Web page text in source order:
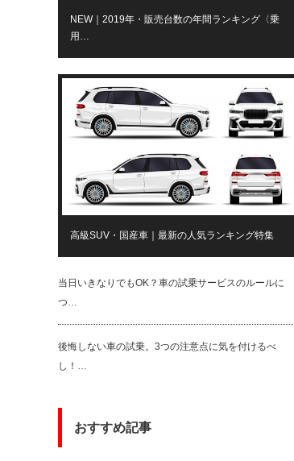
NEW｜2019年・販売台数の年間ランキング〈乗
用…
高級SUV・国産車｜最新の人気ランキング特集
当日いきなりでもOK？車の試乗サービスのルールに
つ…
後悔しない車の試乗。3つの注意点に気を付けるべ
し！…
おすすめ記事